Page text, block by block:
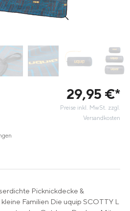
29,95 €*
Preise inkl. MwSt. zzgl.
Versandkosten
Picknickdecke &
Familien Die uquip SCOTTY L